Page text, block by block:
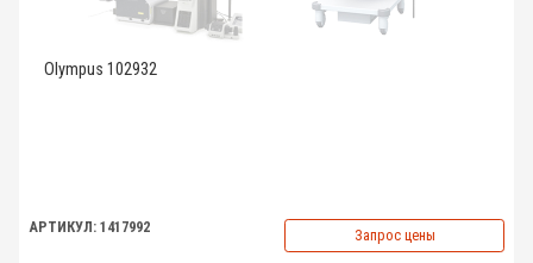
Olympus 102932
АРТИКУЛ: 1417992 Запрос цены